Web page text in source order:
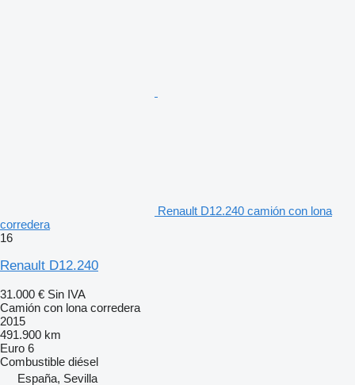
Renault D12.240 camión con lona
corredera
16
Renault D12.240
31.000 € Sin IVA
Camión con lona corredera
2015
491.900 km
Euro 6
Combustible diésel
España, Sevilla